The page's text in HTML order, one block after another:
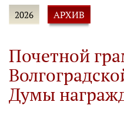
2026 АРХИВ
Почетной
Думы